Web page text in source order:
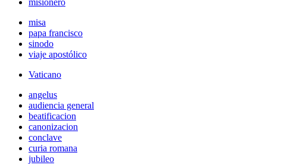
misionero
misa
papa francisco
sinodo
viaje apostólico
Vaticano
angelus
audiencia general
beatificacion
canonizacion
conclave
curia romana
jubileo